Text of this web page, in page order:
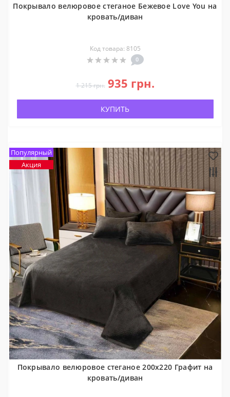
Покрывало велюровое стеганое Бежевое Love You на
кровать/диван
Код товара: 8105
0
1 215 грн. 935 грн.
КУПИТЬ
Популярный
Акция
Покрывало велюровое стеганое 200x220 Графит на
кровать/диван